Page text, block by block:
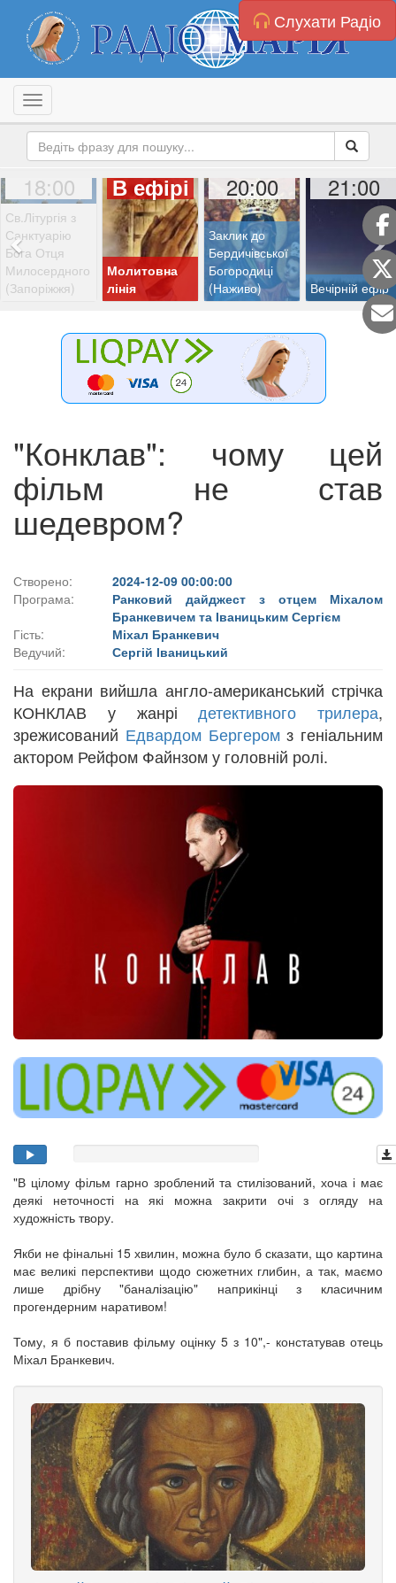
Слухати Радіо
Toggle navigation
18:00
Св.Літургія з
Санктуарію
Бога Отця
Милосердного
(Запоріжжя)
В ефірі
Молитовна
лінія
20:00
Заклик до
Бердичівської
Богородиці
(Наживо)
21:00
Вечірній ефір
"Конклав": чому цей
фільм не став
шедевром?
Створено:
2024-12-09 00:00:00
Програма:
Ранковий дайджест з отцем Міхалом
Бранкевичем та Іваницьким Сергієм
Гість:
Міхал Бранкевич
Ведучий:
Сергій Іваницький
На екрани вийшла англо-американський стрічка
КОНКЛАВ у жанрідетективного трилера,
зрежисований Едвардом Бергеромз геніальним
актором Рейфом Файнзом у головній ролі.
"В цілому фільм гарно зроблений та стилізований, хоча і має
деякі неточності на які можна закрити очі з огляду на
художність твору.
Якби не фінальні 15 хвилин, можна було б сказати, що картина
має великі перспективи щодо сюжетних глибин, а так, маємо
лише дрібну "баналізацію" наприкінці з класичним
прогендерним наративом!
Тому, я б поставив фільму оцінку 5 з 10",- констатував отець
Міхал Бранкевич.